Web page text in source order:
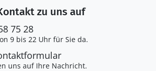
zu uns auf
75 28
9 bis 22 Uhr für Sie da.
uns auf Ihre Nachricht.